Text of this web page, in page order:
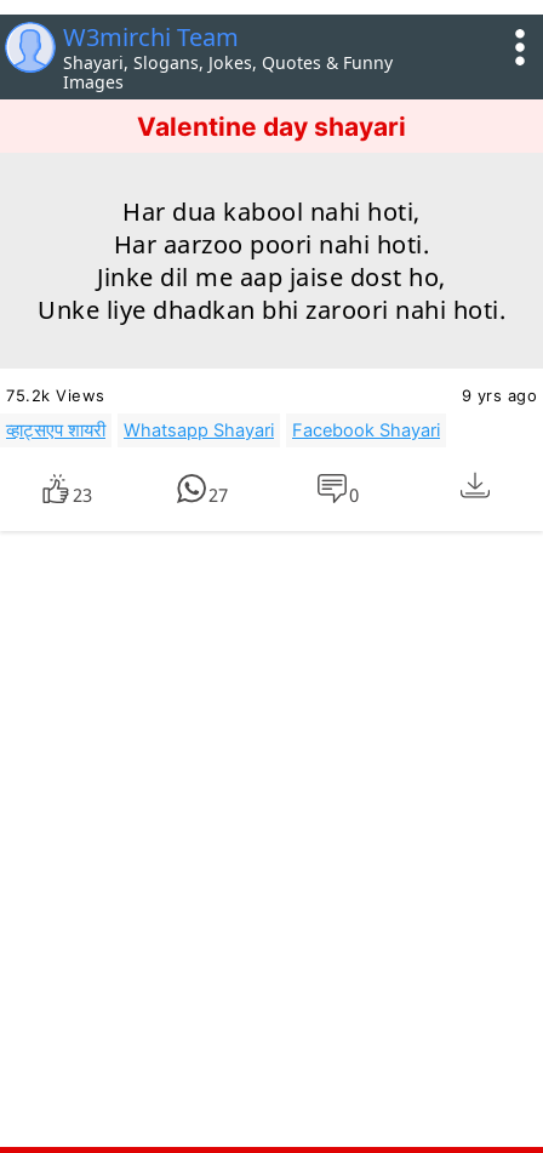
W3mirchi Team
Shayari, Slogans, Jokes, Quotes & Funny
Images
Valentine day shayari
Har dua kabool nahi hoti,
Har aarzoo poori nahi hoti.
Jinke dil me aap jaise dost ho,
Unke liye dhadkan bhi zaroori nahi hoti.
75.2k Views 9 yrs ago
व्हाट्सएप शायरी Whatsapp Shayari Facebook Shayari
23 27 0